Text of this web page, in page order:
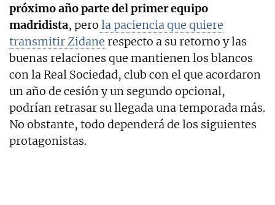
próximo año parte del primer equipo
madridista, pero la paciencia que quiere
transmitir Zidane respecto a su retorno y las
buenas relaciones que mantienen los blancos
con la Real Sociedad, club con el que acordaron
un año de cesión y un segundo opcional,
podrían retrasar su llegada una temporada más.
No obstante, todo dependerá de los siguientes
protagonistas.